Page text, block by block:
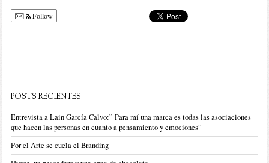
Follow
POSTS RECIENTES
Entrevista a Lain García Calvo:” Para mí una marca es todas las asociaciones
que hacen las personas en cuanto a pensamiento y emociones”
Por el Arte se cuela el Branding